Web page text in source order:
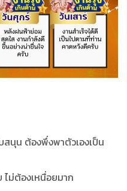
นุน ต้องพึ่งพาตัวเองเป็น
ไม่ต้องเหนื่อยมาก